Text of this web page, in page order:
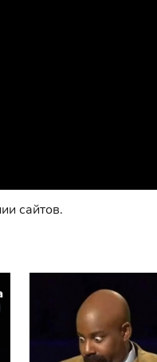
сайтов.